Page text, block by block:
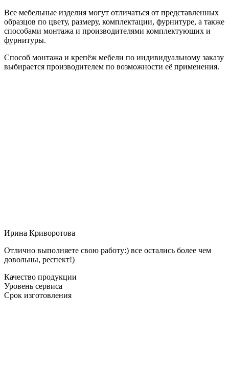
Все мебельные изделия могут отличаться от представленных
образцов по цвету, размеру, комплектации, фурнитуре, а также
способами монтажа и производителями комплектующих и
фурнитуры.
Способ монтажа и крепёж мебели по индивидуальному заказу
выбирается производителем по возможности её применения.
Ирина Криворотова
Отлично выполняете свою работу:) все остались более чем
довольны, респект!)
Качество продукции
Уровень сервиса
Срок изготовления